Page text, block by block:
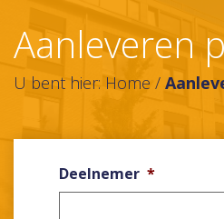
Aanleveren
U bent hier: Home /
Deelnemer *